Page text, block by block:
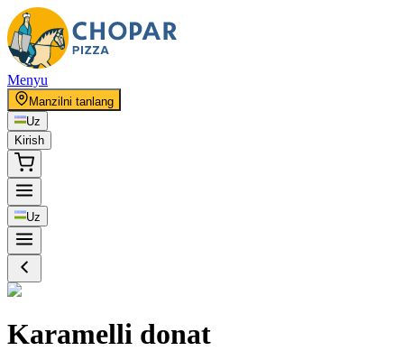
Menyu
Manzilni tanlang
Uz
Kirish
Uz
Karamelli donat